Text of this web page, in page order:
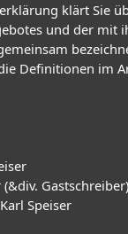
klärt Sie
und der mit
Definitionen im
Gastschreiber)
Speiser